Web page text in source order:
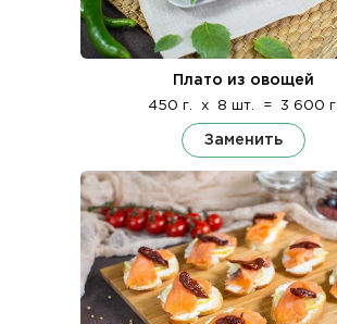
Плато из овощей
450 г. x 8 шт. = 3 600 г.
Заменить